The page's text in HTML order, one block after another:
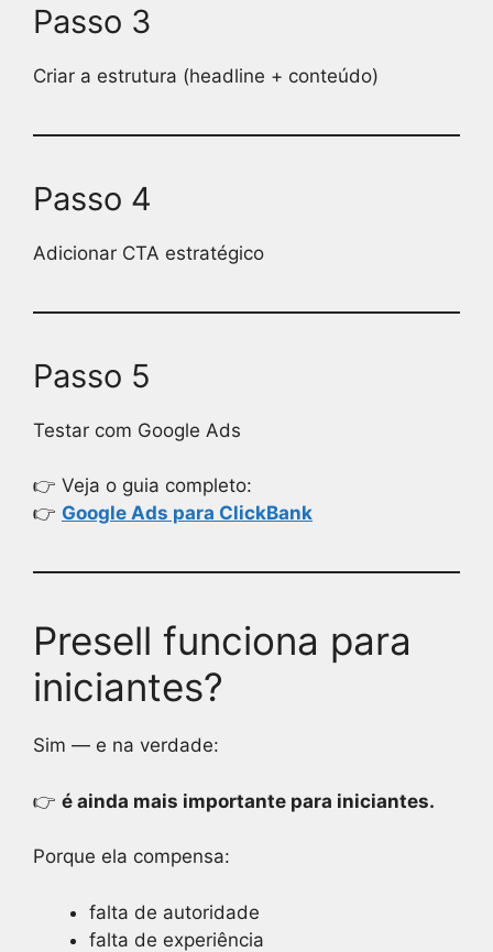
Passo 3
Criar a estrutura (headline + conteúdo)
Passo 4
Adicionar CTA estratégico
Passo 5
Testar com Google Ads
👉 Veja o guia completo:
👉 Google Ads para ClickBank
Presell funciona para
iniciantes?
Sim — e na verdade:
👉 é ainda mais importante para iniciantes.
Porque ela compensa:
falta de autoridade
falta de experiência